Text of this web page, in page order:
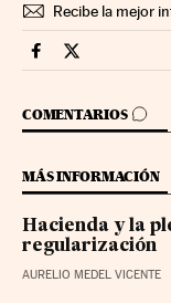
Recibe la mejor
Territorio Pyme
Territorio
COMENTARIOS
IR A LOS
MÁS INFORMACIÓN
Hacienda y la
regularización
AURELIO MEDEL VICENTE